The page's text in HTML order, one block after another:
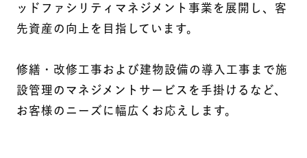
ッドファシリティマネジメント事業を展開し、客
先資産の向上を目指しています。
修繕・改修工事および建物設備の導入工事まで施
設管理のマネジメントサービスを手掛けるなど、
お客様のニーズに幅広くお応えします。